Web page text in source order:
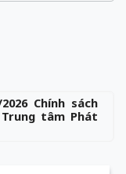
Chính sách
tâm Phát